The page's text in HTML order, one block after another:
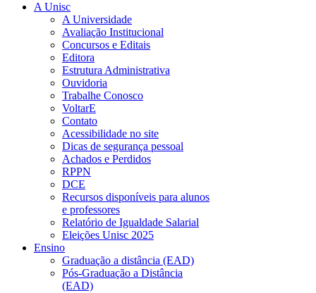
A Unisc
A Universidade
Avaliação Institucional
Concursos e Editais
Editora
Estrutura Administrativa
Ouvidoria
Trabalhe Conosco
VoltarE
Contato
Acessibilidade no site
Dicas de segurança pessoal
Achados e Perdidos
RPPN
DCE
Recursos disponíveis para alunos
e professores
Relatório de Igualdade Salarial
Eleições Unisc 2025
Ensino
Graduação a distância (EAD)
Pós-Graduação a Distância
(EAD)